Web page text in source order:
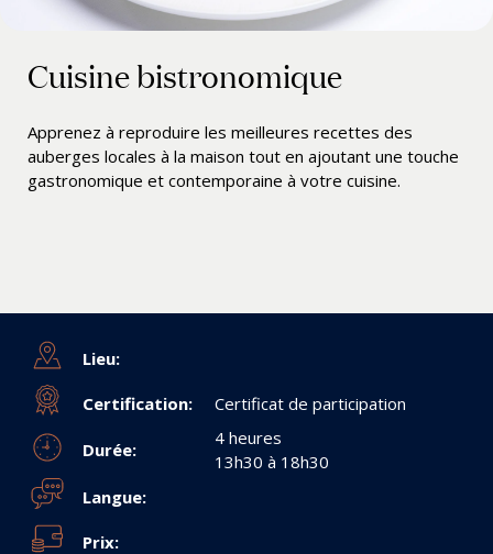
Cuisine bistronomique
Apprenez à reproduire les meilleures recettes des
auberges locales à la maison tout en ajoutant une touche
gastronomique et contemporaine à votre cuisine.
Lieu:
Certification: Certificat de participation
Durée:
4 heures
13h30 à 18h30
Langue:
Prix: